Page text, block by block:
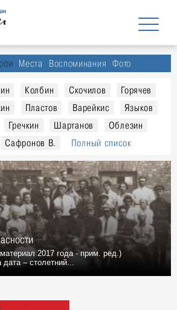
Места Воспоминания Фото
Колбин Скочилов
Горячев
Пластов Варейкис
Языков
Гречкин Шартанов
Облезин
Сафронов В. Полный список
2017 года - прим. ред.)
– столетний...